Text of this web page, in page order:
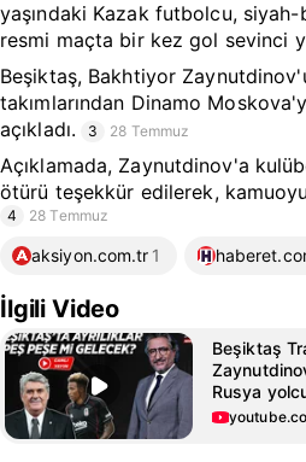
yaşındaki Kazak futbolcu,
resmi maçta bir kez gol sevinci
Beşiktaş, Bakhtiyor
takımlarından Dinamo
açıkladı.
3 28 Temmuz
Açıklamada, Zaynutdinov'a
ötürü teşekkür edilerek,
4 28 Temmuz
aksiyon.com.tr 1
İlgili Video
Beşiktaş
Rusya